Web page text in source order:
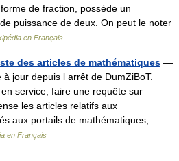
de fraction, possède un
puissance de deux. On peut le noter
en Français
des articles de mathématiques —
jour depuis l arrêt de DumZiBoT.
service, faire une requête sur
les articles relatifs aux
aux portails de mathématiques,
en Français